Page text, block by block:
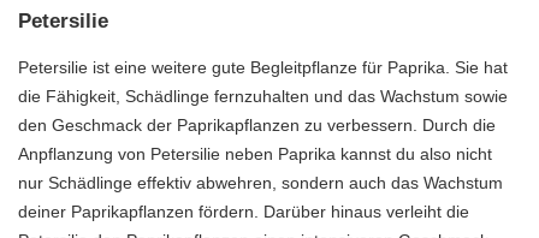
Petersilie
Petersilie ist eine weitere gute Begleitpflanze für Paprika. Sie hat
die Fähigkeit, Schädlinge fernzuhalten und das Wachstum sowie
den Geschmack der Paprikapflanzen zu verbessern. Durch die
Anpflanzung von Petersilie neben Paprika kannst du also nicht
nur Schädlinge effektiv abwehren, sondern auch das Wachstum
deiner Paprikapflanzen fördern. Darüber hinaus verleiht die